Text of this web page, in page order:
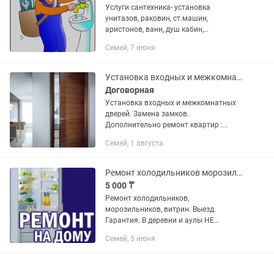
Услуги сантехника- установка
унитазов, раковин, ст.машин,
аристонов, ванн, душ кабин,
пластиковых труб, прокладка
пластик, замена...
Семей, 7 июня
Установка входных и межкомнатных дверей.
Договорная
Установка входных и межкомнатных
дверей. Замена замков.
Дополнительно ремонт квартир :
плинтуса, галтели, ламинат, установка
Семей, 1 августа
Ремонт холодильников морозильников витрин в городе Семей
5 000 ₸
Ремонт холодильников,
морозильников, витрин. Выезд.
Гарантия. В деревни и аулы НЕ
будет стоить пять тысяч тенге.
Семей, 5 июня